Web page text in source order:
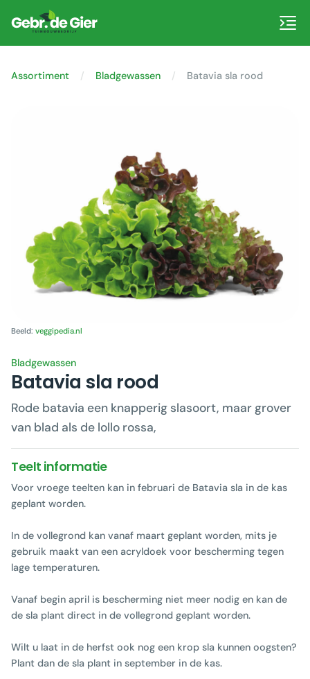
Assortiment Bladgewassen Batavia sla rood
Beeld: veggipedia.nl
Bladgewassen
Batavia sla rood
Rode batavia een knapperig slasoort, maar grover
van blad als de lollo rossa,
Teelt informatie
Voor vroege teelten kan in februari de Batavia sla in de kas
geplant worden.
In de vollegrond kan vanaf maart geplant worden, mits je
gebruik maakt van een acryldoek voor bescherming tegen
lage temperaturen.
Vanaf begin april is bescherming niet meer nodig en kan de
de sla plant direct in de vollegrond geplant worden.
Wilt u laat in de herfst ook nog een krop sla kunnen oogsten?
Plant dan de sla plant in september in de kas.